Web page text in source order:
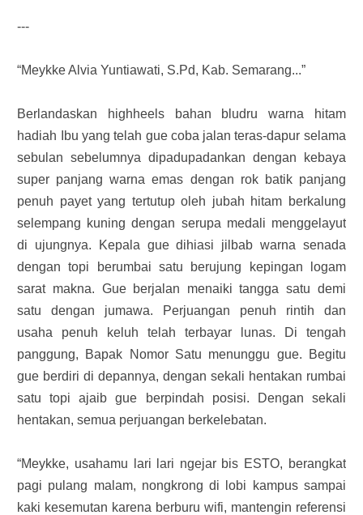
---
“Meykke Alvia Yuntiawati, S.Pd, Kab. Semarang...”
Berlandaskan highheels bahan bludru warna hitam
hadiah Ibu yang telah gue coba jalan teras-dapur selama
sebulan sebelumnya dipadupadankan dengan kebaya
super panjang warna emas dengan rok batik panjang
penuh payet yang tertutup oleh jubah hitam berkalung
selempang kuning dengan serupa medali menggelayut
di ujungnya. Kepala gue dihiasi jilbab warna senada
dengan topi berumbai satu berujung kepingan logam
sarat makna. Gue berjalan menaiki tangga satu demi
satu dengan jumawa. Perjuangan penuh rintih dan
usaha penuh keluh telah terbayar lunas. Di tengah
panggung, Bapak Nomor Satu menunggu gue. Begitu
gue berdiri di depannya, dengan sekali hentakan rumbai
satu topi ajaib gue berpindah posisi. Dengan sekali
hentakan, semua perjuangan berkelebatan.
“Meykke, usahamu lari lari ngejar bis ESTO, berangkat
pagi pulang malam, nongkrong di lobi kampus sampai
kaki kesemutan karena berburu wifi, mantengin referensi